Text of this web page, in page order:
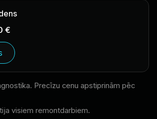
€
Precīzu cenu apstiprinām pēc
visiem remontdarbiem.